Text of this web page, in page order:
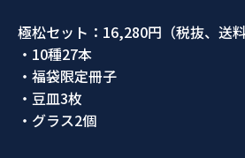
極松セット：16,280円（税抜、送
・10種27本
・福袋限定冊子
・豆皿3枚
・グラス2個